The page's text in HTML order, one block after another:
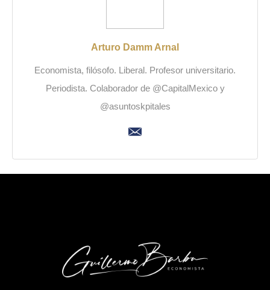
Arturo Damm Arnal
Economista, filósofo. Liberal. Profesor universitario.
Periodista. Colaborador de @CapitalMexico y
@asuntoskpitales